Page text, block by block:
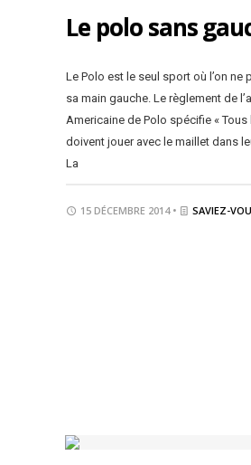
Le polo sans
Le Polo est le seul sport où l’on ne
sa main gauche. Le règlement de
Americaine de Polo spécifie «
doivent jouer avec le maillet dans
La
15 DÉCEMBRE 2014 • SAVIEZ-